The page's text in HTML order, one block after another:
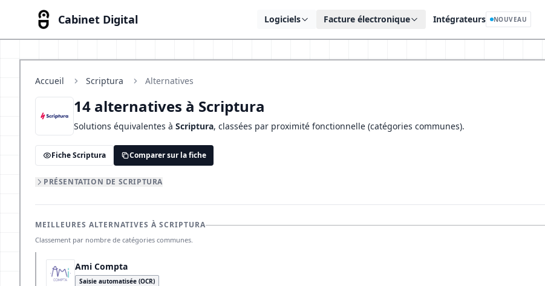
Cabinet Digital Logiciels Facture électronique Intégrateurs NOUVEAU
Accueil Scriptura Alternatives
14 alternatives à Scriptura
Solutions équivalentes à Scriptura, classées par proximité fonctionnelle (catégories communes).
Fiche Scriptura Comparer sur la fiche
PRÉSENTATION DE SCRIPTURA
MEILLEURES ALTERNATIVES À SCRIPTURA
Classement par nombre de catégories communes.
Ami Compta
Saisie automatisée (OCR)